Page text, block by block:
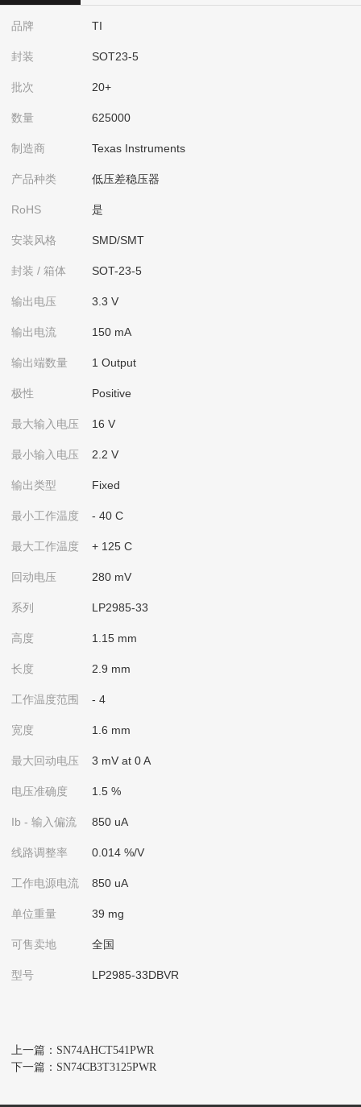
品牌 TI
封装 SOT23-5
批次 20+
数量 625000
制造商 Texas Instruments
产品种类 低压差稳压器
RoHS 是
安装风格 SMD/SMT
封装 / 箱体 SOT-23-5
输出电压 3.3 V
输出电流 150 mA
输出端数量 1 Output
极性 Positive
最大输入电压 16 V
最小输入电压 2.2 V
输出类型 Fixed
最小工作温度 - 40 C
最大工作温度 + 125 C
回动电压 280 mV
系列 LP2985-33
高度 1.15 mm
长度 2.9 mm
工作温度范围 - 4
宽度 1.6 mm
最大回动电压 3 mV at 0 A
电压准确度 1.5 %
Ib - 输入偏流 850 uA
线路调整率 0.014 %/V
工作电源电流 850 uA
单位重量 39 mg
可售卖地 全国
型号 LP2985-33DBVR
上一篇：SN74AHCT541PWR
下一篇：SN74CB3T3125PWR